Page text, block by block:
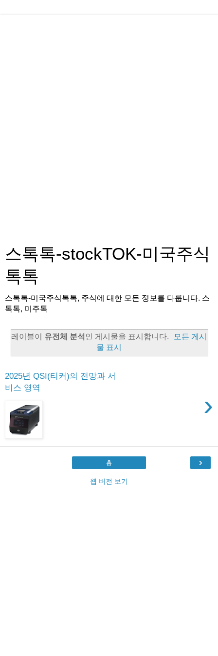
스톡톡-stockTOK-미국주식
톡톡
스톡톡-미국주식톡톡, 주식에 대한 모든 정보를 다룹니다. 스
톡톡, 미주톡
레이블이 유전체 분석 인 게시물을 표시합니다.
모든 게시
물 표시
2025년 QSI(티커)의 전망과 서
비스 영역
›
›
홈
웹 버전 보기